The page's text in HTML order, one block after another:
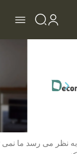
به نظر می رسد ما نمی